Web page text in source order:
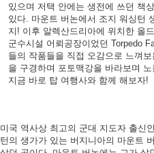
있으며 저택 안에는 생전에 쓰던 책
있다. 마운트 버논에서 조지 워싱턴
지! 이후 알렉산드리아에 위치한 올
군수시설 어뢰공장이었던 Torpedo
들의 작품들을 직접 오감으로 느껴
을 구경하며 포토맥강을 바라보며
지금 바로 탑 여행사와 함께 해보자!
미국 역사상 최고의 군대 지도자 출신
턴의 생가가 있는 버지니아의 마운트